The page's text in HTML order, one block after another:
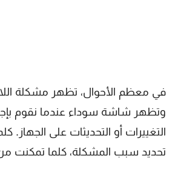
في معظم الأحوال، تظهر مشكلة
وتظهر شاشة سوداء عندما نقوم
التغييرات أو التحديثات على الجهاز.
تحديد سبب المشكلة، كلما تمكنت